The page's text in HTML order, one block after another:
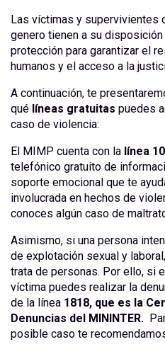
Las víctimas y supervivientes
genero tienen a su
protección para garantizar el
humanos y el acceso a la
A continuación, te
qué líneas gratuitas puedes
caso de violencia:
El MIMP cuenta con la línea
telefónico gratuito de
soporte emocional que te
involucrada en hechos de
conoces algún caso de
Asimismo, si una persona
de explotación sexual y
trata de personas. Por ello, si
víctima puedes realizar la
de la línea 1818, que es la
Denuncias del MININTER.
posible caso te